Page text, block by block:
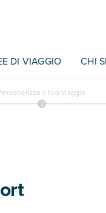
DI VIAGGIO CHI
il tuo viaggio